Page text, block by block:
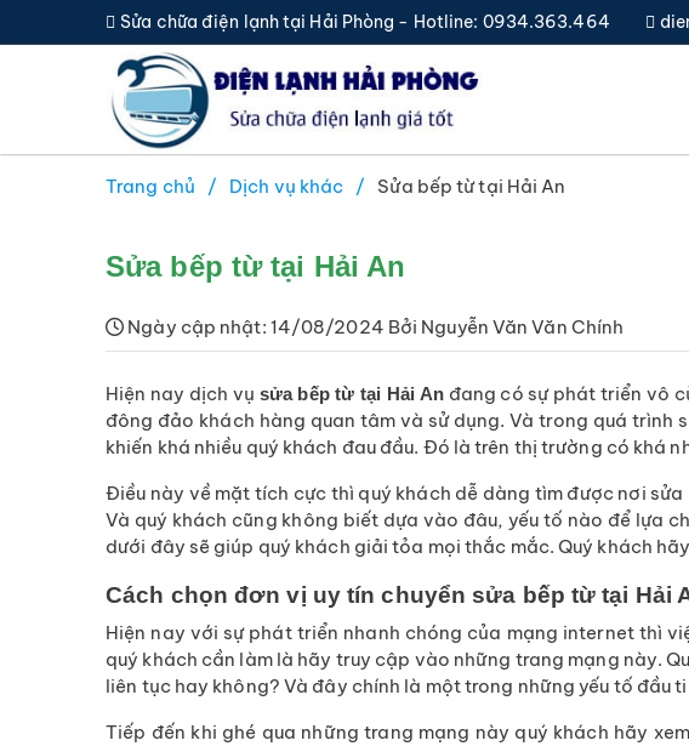
Sửa chữa điện lạnh tại Hải Phòng - Hotline: 0934.363.464
Trang chủ Dịch vụ khác Sửa bếp từ tại Hải An
Sửa bếp từ tại Hải An
Ngày cập nhật: 14/08/2024 Bởi Nguyễn Văn Văn Chính
Hiện nay dịch vụ sửa bếp từ tại Hải Anđang có sự phát triển vô
đông đảo khách hàng quan tâm và sử dụng. Và trong quá
khiến khá nhiều quý khách đau đầu. Đó là trên thị trường có khá
Điều này về mặt tích cực thì quý khách dễ dàng tìm được nơi
Và quý khách cũng không biết dựa vào đâu, yếu tố nào để lựa
dưới đây sẽ giúp quý khách giải tỏa mọi thắc mắc. Quý khách
Cách chọn đơn vị uy tín chuyển sửa bếp từ tại Hải
Hiện nay với sự phát triển nhanh chóng của mạng internet thì
quý khách cần làm là hãy truy cập vào những trang mạng này.
liên tục hay không? Và đây chính là một trong những yếu tố đầu
Tiếp đến khi ghé qua những trang mạng này quý khách hãy